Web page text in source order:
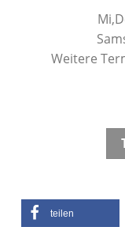
Weitere
teilen